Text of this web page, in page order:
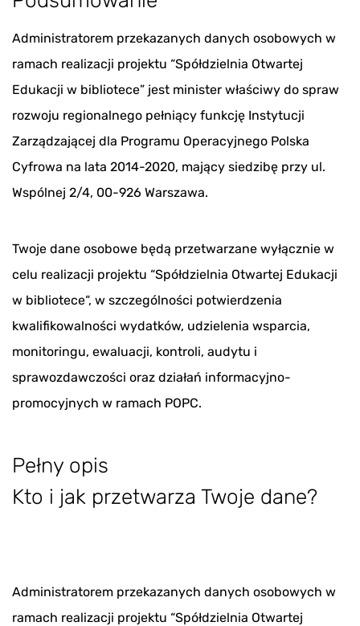
Administratorem przekazanych danych osobowych w
ramach realizacji projektu “Spółdzielnia Otwartej
Edukacji w bibliotece” jest minister właściwy do spraw
rozwoju regionalnego pełniący funkcję Instytucji
Zarządzającej dla Programu Operacyjnego Polska
Cyfrowa na lata 2014-2020, mający siedzibę przy ul.
Wspólnej 2/4, 00-926 Warszawa.
Twoje dane osobowe będą przetwarzane wyłącznie w
celu realizacji projektu “Spółdzielnia Otwartej Edukacji
w bibliotece“, w szczególności potwierdzenia
kwalifikowalności wydatków, udzielenia wsparcia,
monitoringu, ewaluacji, kontroli, audytu i
sprawozdawczości oraz działań informacyjno-
promocyjnych w ramach POPC.
Pełny opis
Kto i jak przetwarza Twoje dane?
Administratorem przekazanych danych osobowych w
ramach realizacji projektu “Spółdzielnia Otwartej